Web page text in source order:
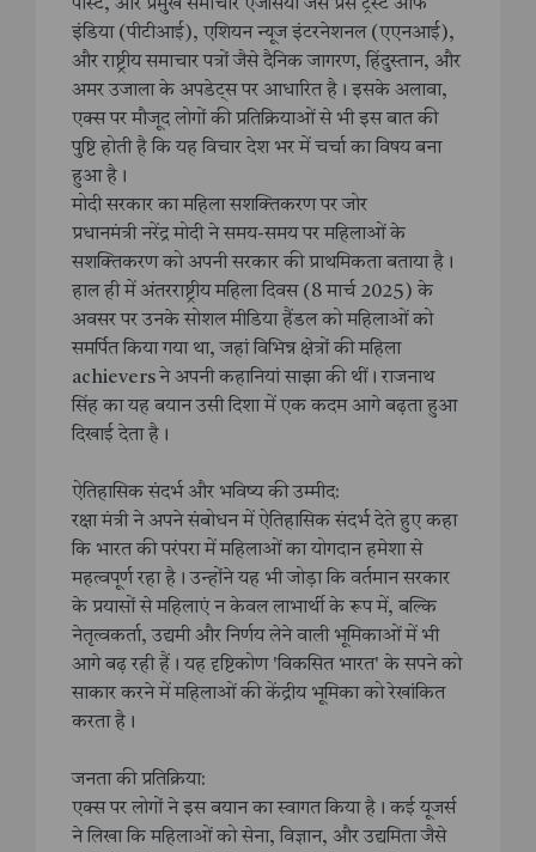
पोस्ट, और प्रमुख समाचार एजेंसियों जैसे प्रेस ट्रस्ट ऑफ
इंडिया (पीटीआई), एशियन न्यूज इंटरनेशनल (एएनआई),
और राष्ट्रीय समाचार पत्रों जैसे दैनिक जागरण, हिंदुस्तान, और
अमर उजाला के अपडेट्स पर आधारित है। इसके अलावा,
एक्स पर मौजूद लोगों की प्रतिक्रियाओं से भी इस बात की
पुष्टि होती है कि यह विचार देश भर में चर्चा का विषय बना
हुआ है।
मोदी सरकार का महिला सशक्तिकरण पर जोर
प्रधानमंत्री नरेंद्र मोदी ने समय-समय पर महिलाओं के
सशक्तिकरण को अपनी सरकार की प्राथमिकता बताया है।
हाल ही में अंतरराष्ट्रीय महिला दिवस (8 मार्च 2025) के
अवसर पर उनके सोशल मीडिया हैंडल को महिलाओं को
समर्पित किया गया था, जहां विभिन्न क्षेत्रों की महिला
achievers ने अपनी कहानियां साझा की थीं। राजनाथ
सिंह का यह बयान उसी दिशा में एक कदम आगे बढ़ता हुआ
दिखाई देता है।
ऐतिहासिक संदर्भ और भविष्य की उम्मीद:
रक्षा मंत्री ने अपने संबोधन में ऐतिहासिक संदर्भ देते हुए कहा
कि भारत की परंपरा में महिलाओं का योगदान हमेशा से
महत्वपूर्ण रहा है। उन्होंने यह भी जोड़ा कि वर्तमान सरकार
के प्रयासों से महिलाएं न केवल लाभार्थी के रूप में, बल्कि
नेतृत्वकर्ता, उद्यमी और निर्णय लेने वाली भूमिकाओं में भी
आगे बढ़ रही हैं। यह दृष्टिकोण 'विकसित भारत' के सपने को
साकार करने में महिलाओं की केंद्रीय भूमिका को रेखांकित
करता है।
जनता की प्रतिक्रिया:
एक्स पर लोगों ने इस बयान का स्वागत किया है। कई यूजर्स
ने लिखा कि महिलाओं को सेना, विज्ञान, और उद्यमिता जैसे